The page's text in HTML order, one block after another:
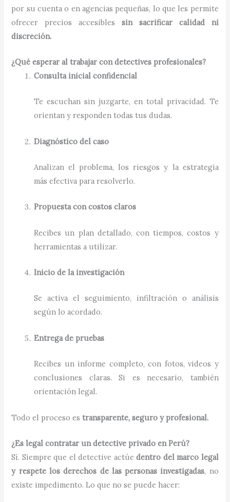
por su cuenta o en agencias pequeñas, lo que les permite
ofrecer precios accesibles sin sacrificar calidad ni
discreción.
¿Qué esperar al trabajar con detectives profesionales?
Consulta inicial confidencial
Te escuchan sin juzgarte, en total privacidad. Te
orientan y responden todas tus dudas.
Diagnóstico del caso
Analizan el problema, los riesgos y la estrategia
más efectiva para resolverlo.
Propuesta con costos claros
Recibes un plan detallado, con tiempos, costos y
herramientas a utilizar.
Inicio de la investigación
Se activa el seguimiento, infiltración o análisis
según lo acordado.
Entrega de pruebas
Recibes un informe completo, con fotos, videos y
conclusiones claras. Si es necesario, también
orientación legal.
Todo el proceso estransparente, seguro y profesional.
¿Es legal contratar un detective privado en Perú?
Sí. Siempre que el detective actúedentro del marco legal
y respete los derechos de las personas investigadas, no
existe impedimento. Lo que no se puede hacer: